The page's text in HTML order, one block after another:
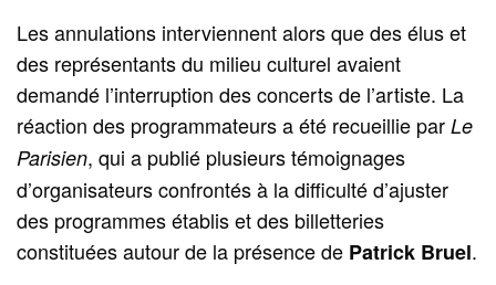
Les annulations interviennent alors que des élus et
des représentants du milieu culturel avaient
demandé l’interruption des concerts de l’artiste. La
réaction des programmateurs a été recueillie parLe
Parisien, qui a publié plusieurs témoignages
d’organisateurs confrontés à la difficulté d’ajuster
des programmes établis et des billetteries
constituées autour de la présence de Patrick Bruel.